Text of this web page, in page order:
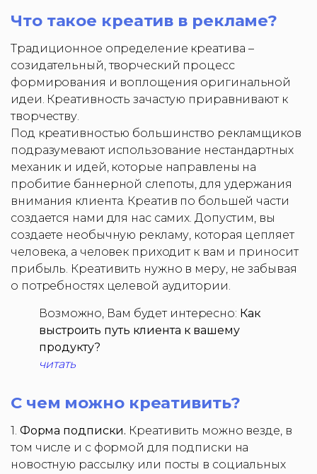
Что такое креатив в рекламе?
Традиционное определение креатива –
созидательный, творческий процесс
формирования и воплощения оригинальной
идеи. Креативность зачастую приравнивают к
творчеству.
Под креативностью большинство рекламщиков
подразумевают использование нестандартных
механик и идей, которые направлены на
пробитие баннерной слепоты, для удержания
внимания клиента. Креатив по большей части
создается нами для нас самих. Допустим, вы
создаете необычную рекламу, которая цепляет
человека, а человек приходит к вам и приносит
прибыль. Креативить нужно в меру, не забывая
о потребностях целевой аудитории.
Возможно, Вам будет интересно: Как
выстроить путь клиента к вашему
продукту?
читать
С чем можно креативить?
1. Форма подписки. Креативить можно везде, в
том числе и с формой для подписки на
новостную рассылку или посты в социальных